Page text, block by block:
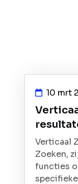
10 mrt
Verticaal
Zoeken,
functies